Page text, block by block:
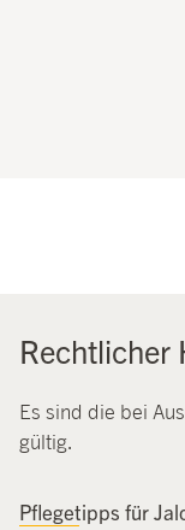
Rechtlicher
Es sind die bei
gültig.
Pflegetipps für